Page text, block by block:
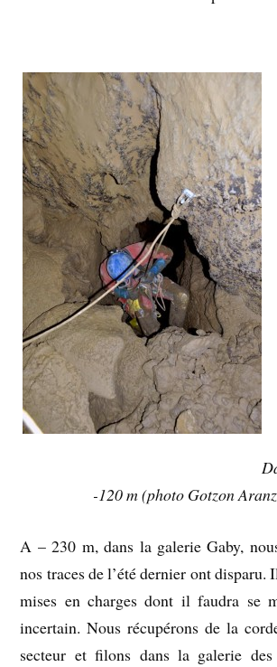
-120 m (photo Gotzon
A – 230 m, dans la galerie Gaby,
nos traces de l’été dernier ont disparu.
mises en charges dont il faudra se
incertain. Nous récupérons de la
secteur et filons dans la galerie